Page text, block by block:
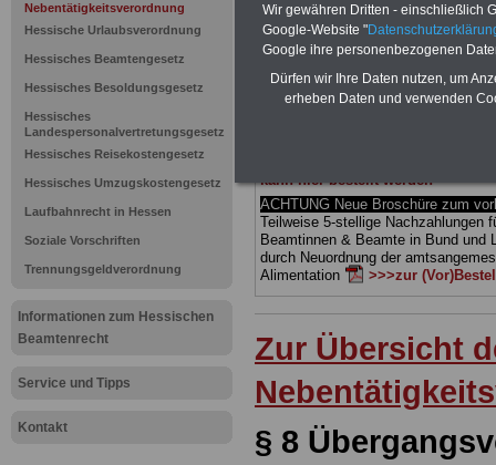
Nebentätigkeitsverordnung
Hessische Urlaubsverordnung
Hessisches Beamtengesetz
Hessisches Besoldungsgesetz
Hessisches
Landespersonalvertretungsgesetz
Hessisches Reisekostengesetz
Hessisches Umzugskostengesetz
Laufbahnrecht in Hessen
Soziale Vorschriften
Trennungsgeldverordnung
Informationen zum Hessischen
Beamtenrecht
Service und Tipps
Kontakt
BEHÖRDEN-ABO mit drei
25,00 Euro: Wissenswertes für
und Beamte, Beamten-
(Bund/Länder) sowie Beihilferecht
Ländern. Alle drei Ratgeber sind
kann hier bestellt werden
ACHTUNG Neue Broschüre zum
Teilweise 5-stellige Nachzahlungen
Beamtinnen & Beamte in Bund und
durch Neuordnung der
Alimentation
>>>zur
Zur Übersicht
§ 8
Wir gewähren Dritten - einschließlich
Google-Website "
Google ihre personenbezogenen
Dürfen wir Ihre Daten nutzen, um
erheben Daten und verwenden